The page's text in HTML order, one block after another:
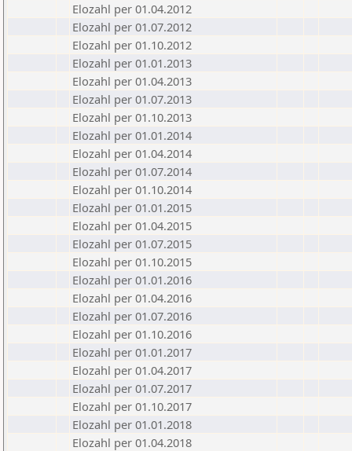
Elozahl per 01.04.2012
Elozahl per 01.07.2012
Elozahl per 01.10.2012
Elozahl per 01.01.2013
Elozahl per 01.04.2013
Elozahl per 01.07.2013
Elozahl per 01.10.2013
Elozahl per 01.01.2014
Elozahl per 01.04.2014
Elozahl per 01.07.2014
Elozahl per 01.10.2014
Elozahl per 01.01.2015
Elozahl per 01.04.2015
Elozahl per 01.07.2015
Elozahl per 01.10.2015
Elozahl per 01.01.2016
Elozahl per 01.04.2016
Elozahl per 01.07.2016
Elozahl per 01.10.2016
Elozahl per 01.01.2017
Elozahl per 01.04.2017
Elozahl per 01.07.2017
Elozahl per 01.10.2017
Elozahl per 01.01.2018
Elozahl per 01.04.2018